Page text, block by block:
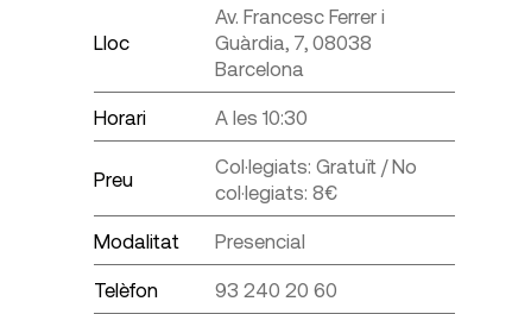
Lloc
Av. Francesc Ferrer i
Guàrdia, 7, 08038
Barcelona
Horari A les 10:30
Preu
Col·legiats: Gratuït / No
col·legiats: 8€
Modalitat Presencial
Telèfon 93 240 20 60